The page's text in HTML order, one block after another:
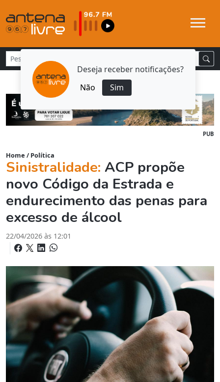
Deseja receber notificações?
Não
Sim
PUB
Home / Política
Sinistralidade: ACP propõe
novo Código da Estrada e
endurecimento das penas para
excesso de álcool
22/04/2026 às 12:01